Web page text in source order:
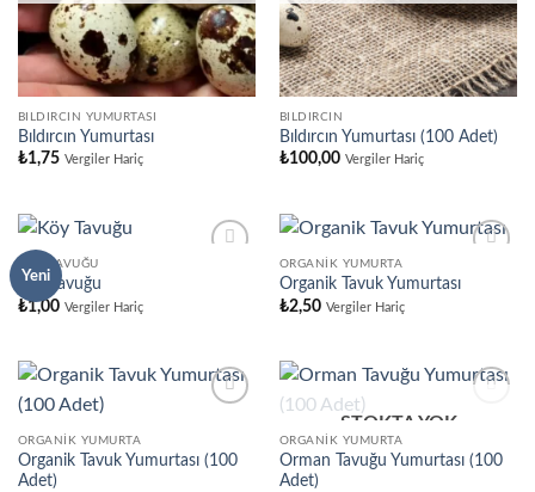
BILDIRCIN YUMURTASI
Bıldırcın Yumurtası
₺1,75 Vergiler Hariç
BILDIRCIN
Bıldırcın Yumurtası (100 Adet)
₺100,00 Vergiler Hariç
Yeni
KÖY TAVUĞU
Köy Tavuğu
₺1,00 Vergiler Hariç
ORGANIK YUMURTA
Organik Tavuk Yumurtası
₺2,50 Vergiler Hariç
ORGANIK YUMURTA
Organik Tavuk Yumurtası (100
Adet)
STOKTA YOK
ORGANIK YUMURTA
Orman Tavuğu Yumurtası (100
Adet)